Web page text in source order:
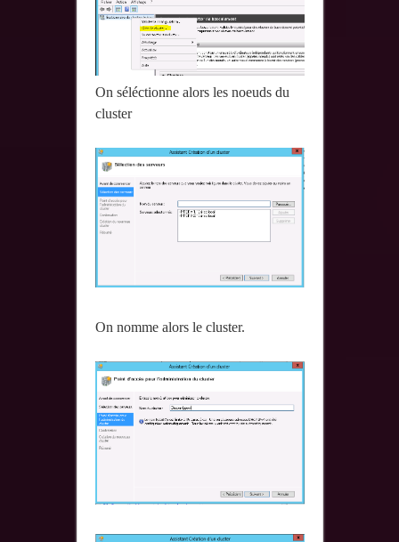
On séléctionne alors les noeuds du
cluster
On nomme alors le cluster.